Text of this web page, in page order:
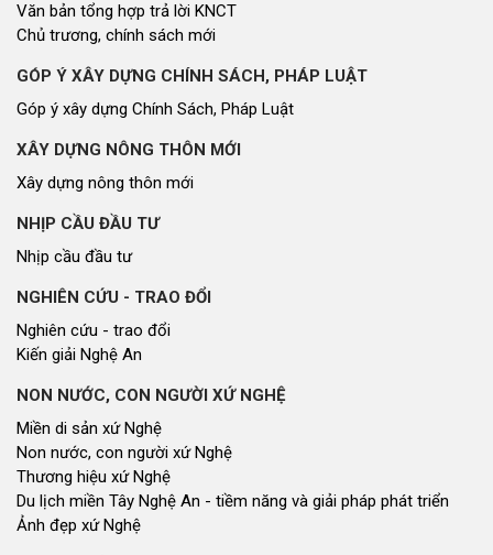
Văn bản tổng hợp trả lời KNCT
Chủ trương, chính sách mới
GÓP Ý XÂY DỰNG CHÍNH SÁCH, PHÁP LUẬT
Góp ý xây dựng Chính Sách, Pháp Luật
XÂY DỰNG NÔNG THÔN MỚI
Xây dựng nông thôn mới
NHỊP CẦU ĐẦU TƯ
Nhịp cầu đầu tư
NGHIÊN CỨU - TRAO ĐỔI
Nghiên cứu - trao đổi
Kiến giải Nghệ An
NON NƯỚC, CON NGƯỜI XỨ NGHỆ
Miền di sản xứ Nghệ
Non nước, con người xứ Nghệ
Thương hiệu xứ Nghệ
Du lịch miền Tây Nghệ An - tiềm năng và giải pháp phát triển
Ảnh đẹp xứ Nghệ